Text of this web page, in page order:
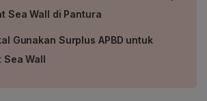
Sea Wall di Pantura
Gunakan Surplus APBD untuk
Sea Wall